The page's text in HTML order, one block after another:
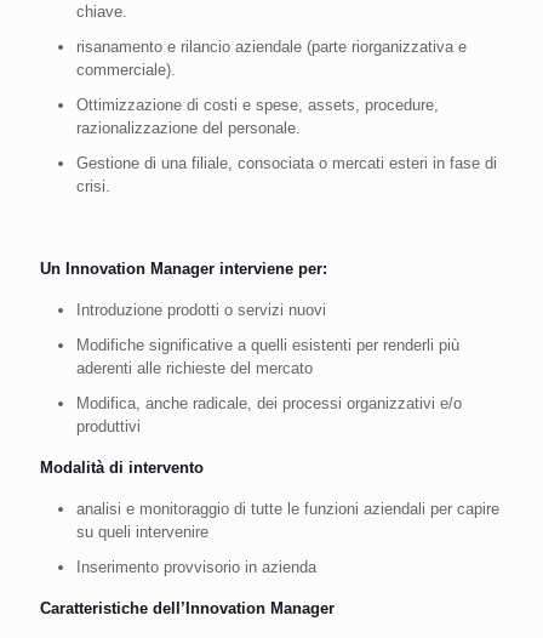
chiave.
risanamento e rilancio aziendale (parte riorganizzativa e
commerciale).
Ottimizzazione di costi e spese, assets, procedure,
razionalizzazione del personale.
Gestione di una filiale, consociata o mercati esteri in fase di
crisi.
Un Innovation Manager interviene per:
Introduzione prodotti o servizi nuovi
Modifiche significative a quelli esistenti per renderli più
aderenti alle richieste del mercato
Modifica, anche radicale, dei processi organizzativi e/o
produttivi
Modalità di intervento
analisi e monitoraggio di tutte le funzioni aziendali per capire
su queli intervenire
Inserimento provvisorio in azienda
Caratteristiche dell’Innovation Manager